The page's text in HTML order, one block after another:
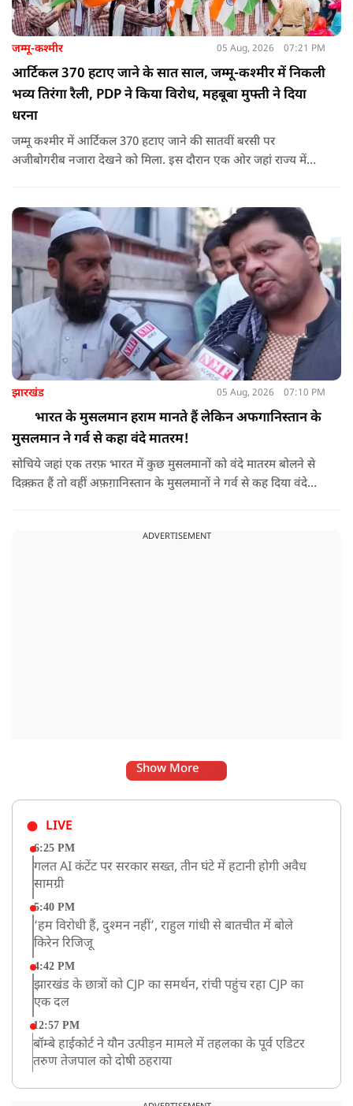
जम्मू-कश्मीर 05 Aug, 2026 07:21 PM
आर्टिकल 370 हटाए जाने के सात साल, जम्मू-कश्मीर में निकली
भव्य तिरंगा रैली, PDP ने किया विरोध, महबूबा मुफ्ती ने दिया
धरना
जम्मू कश्मीर में आर्टिकल 370 हटाए जाने की सातवीं बरसी पर
अजीबोगरीब नजारा देखने को मिला. इस दौरान एक ओर जहां राज्य में
झारखंड 05 Aug, 2026 07:10 PM
भारत के मुसलमान हराम मानते हैं लेकिन अफगानिस्तान के
मुसलमान ने गर्व से कहा वंदे मातरम!
सोचिये जहां एक तरफ़ भारत में कुछ मुसलमानों को वंदे मातरम बोलने से
दिक़्क़त हैं तो वहीं अफ़ग़ानिस्तान के मुसलमानों ने गर्व से कह दिया वंदे
ADVERTISEMENT
Show More
LIVE
6:25 PM
गलत AI कंटेंट पर सरकार सख्त, तीन घंटे में हटानी होगी अवैध
सामग्री
5:40 PM
‘हम विरोधी हैं, दुश्मन नहीं’, राहुल गांधी से बातचीत में बोले
किरेन रिजिजू
4:42 PM
झारखंड के छात्रों को CJP का समर्थन, रांची पहुंच रहा CJP का
एक दल
12:57 PM
बॉम्बे हाईकोर्ट ने यौन उत्पीड़न मामले में तहलका के पूर्व एडिटर
तरुण तेजपाल को दोषी ठहराया